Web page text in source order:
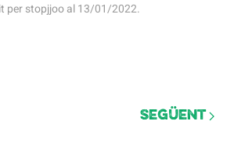
perstopjjooal13/01/2022.
Següent